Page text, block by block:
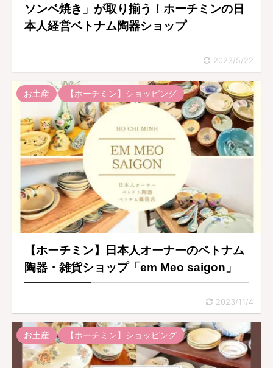
ソンベ焼き」が取り揃う！ホーチミンの日
本人経営ベトナム陶器ショップ
2023/5/22
お土産 【ホーチミン】ショッピング
【ホーチミン】日本人オーナーのベトナム
陶器・雑貨ショップ「em Meo saigon」
2023/11/4
お土産 【ホーチミン】ショッピング